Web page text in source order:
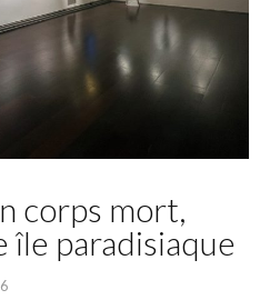
corps mort,
île paradisiaque